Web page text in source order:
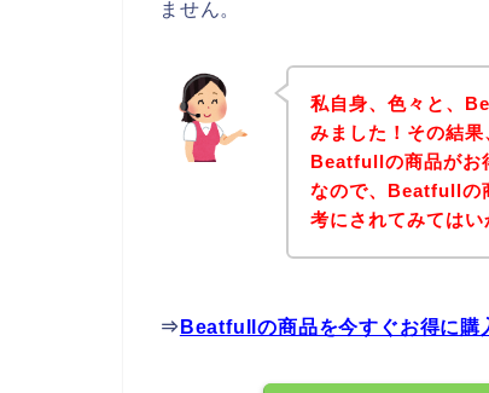
ません。
私自身、色々と、
みました！その結
Beatfullの商品がお
なので、Beatfullの
考にされてみてはい
⇒ Beatfullの商品を今すぐお得に購